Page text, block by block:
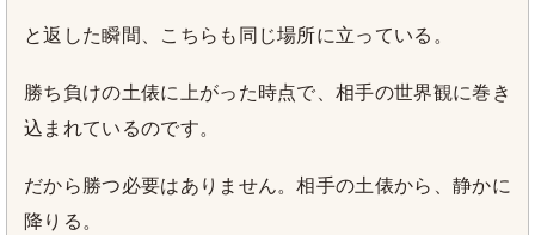
と返した瞬間、こちらも同じ場所に立っている。
勝ち負けの土俵に上がった時点で、相手の世界観に巻き
込まれているのです。
だから勝つ必要はありません。相手の土俵から、静かに
降りる。